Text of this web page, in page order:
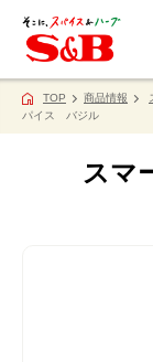
TOP 商品情報
パイス バジル
スマ